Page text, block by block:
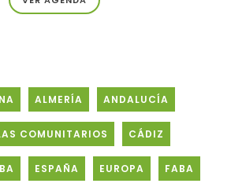
ALMERÍA ANDALUCÍA
COMUNITARIOS CÁDIZ
ESPAÑA EUROPA FABA